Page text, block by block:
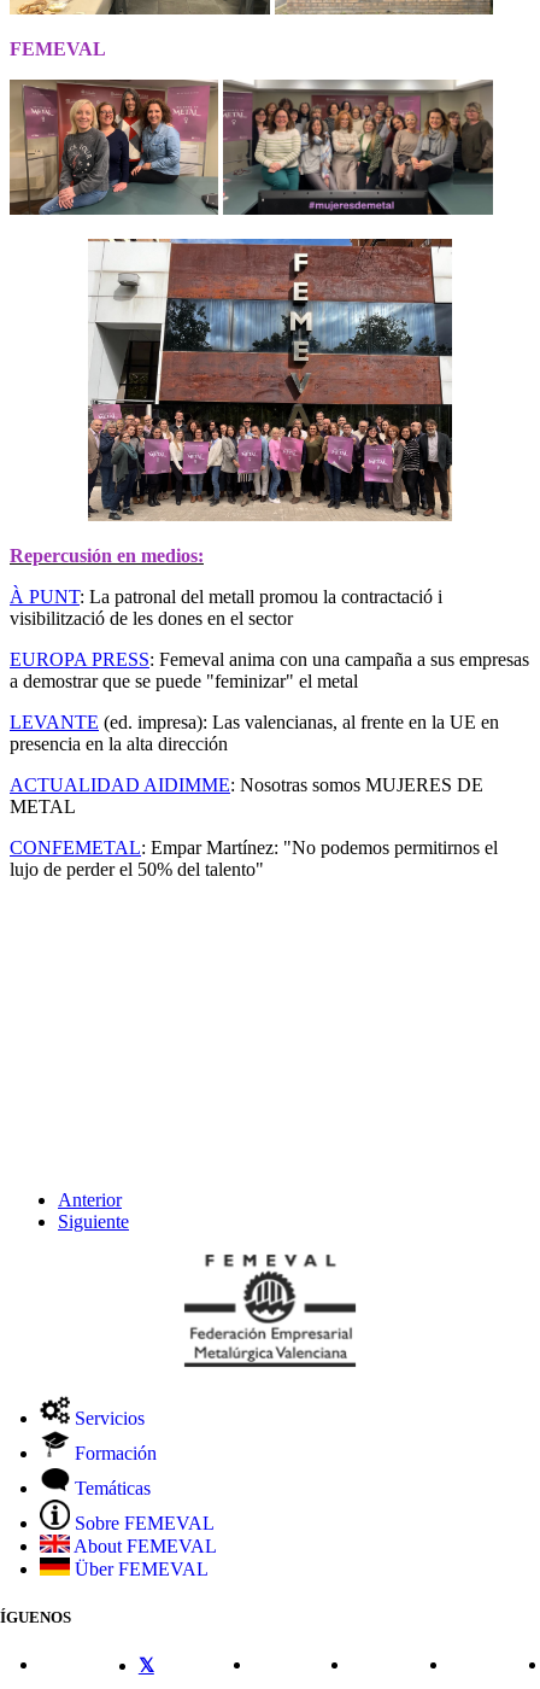
FEMEVAL
Repercusión en medios:
À PUNT: La patronal del metall promou la contractació i
visibilització de les dones en el sector
EUROPA PRESS: Femeval anima con una campaña a sus empresas
a demostrar que se puede "feminizar" el metal
LEVANTE (ed. impresa): Las valencianas, al frente en la UE en
presencia en la alta dirección
ACTUALIDAD AIDIMME: Nosotras somos MUJERES DE
METAL
CONFEMETAL: Empar Martínez: "No podemos permitirnos el
lujo de perder el 50% del talento"
Anterior
Siguiente
Servicios
Formación
Temáticas
Sobre FEMEVAL
About FEMEVAL
Über FEMEVAL